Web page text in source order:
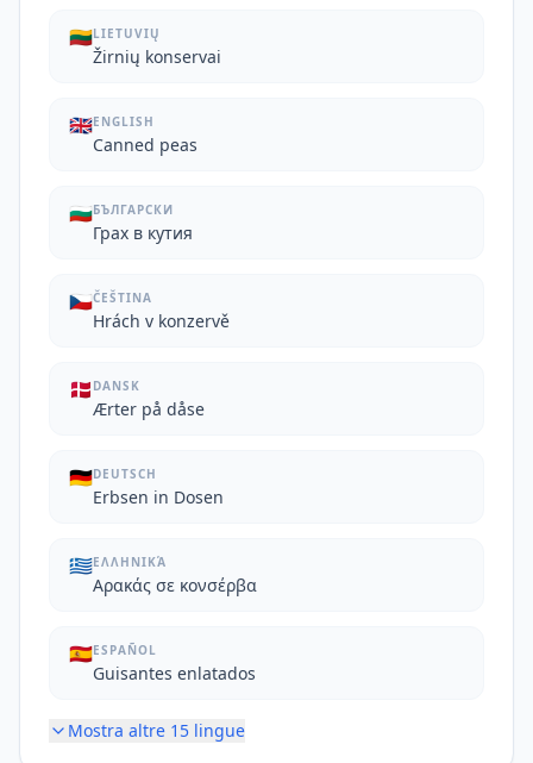
🇱🇹LIETUVIŲ
Žirnių konservai
🇬🇧ENGLISH
Canned peas
🇧🇬БЪЛГАРСКИ
Грах в кутия
🇨🇿ČEŠTINA
Hrách v konzervě
🇩🇰 DANSK
Ærter på dåse
🇩🇪DEUTSCH
Erbsen in Dosen
🇬🇷ΕΛΛΗΝΙΚΆ
Αρακάς σε κονσέρβα
🇪🇸ESPAÑOL
Guisantes enlatados
Mostra altre 15 lingue